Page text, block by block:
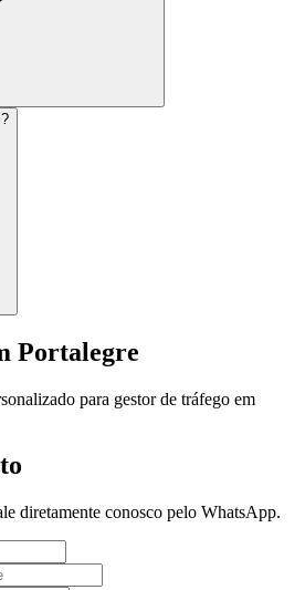
Portalegre
para gestor de tráfego em
diretamente conosco pelo WhatsApp.